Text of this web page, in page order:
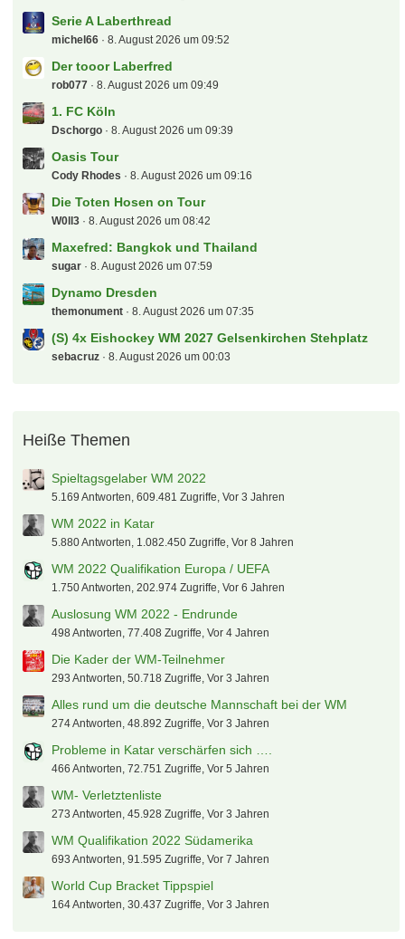
Serie A Laberthread
michel66 8. August 2026 um 09:52
Der tooor Laberfred
rob077 8. August 2026 um 09:49
1. FC Köln
Dschorgo 8. August 2026 um 09:39
Oasis Tour
Cody Rhodes 8. August 2026 um 09:16
Die Toten Hosen on Tour
W0ll3 8. August 2026 um 08:42
Maxefred: Bangkok und Thailand
sugar 8. August 2026 um 07:59
Dynamo Dresden
themonument 8. August 2026 um 07:35
(S) 4x Eishockey WM 2027 Gelsenkirchen Stehplatz
sebacruz 8. August 2026 um 00:03
Heiße Themen
Spieltagsgelaber WM 2022
5.169 Antworten, 609.481 Zugriffe, Vor 3 Jahren
WM 2022 in Katar
5.880 Antworten, 1.082.450 Zugriffe, Vor 8 Jahren
WM 2022 Qualifikation Europa / UEFA
1.750 Antworten, 202.974 Zugriffe, Vor 6 Jahren
Auslosung WM 2022 - Endrunde
498 Antworten, 77.408 Zugriffe, Vor 4 Jahren
Die Kader der WM-Teilnehmer
293 Antworten, 50.718 Zugriffe, Vor 3 Jahren
Alles rund um die deutsche Mannschaft bei der WM
274 Antworten, 48.892 Zugriffe, Vor 3 Jahren
Probleme in Katar verschärfen sich ….
466 Antworten, 72.751 Zugriffe, Vor 5 Jahren
WM- Verletztenliste
273 Antworten, 45.928 Zugriffe, Vor 3 Jahren
WM Qualifikation 2022 Südamerika
693 Antworten, 91.595 Zugriffe, Vor 7 Jahren
World Cup Bracket Tippspiel
164 Antworten, 30.437 Zugriffe, Vor 3 Jahren